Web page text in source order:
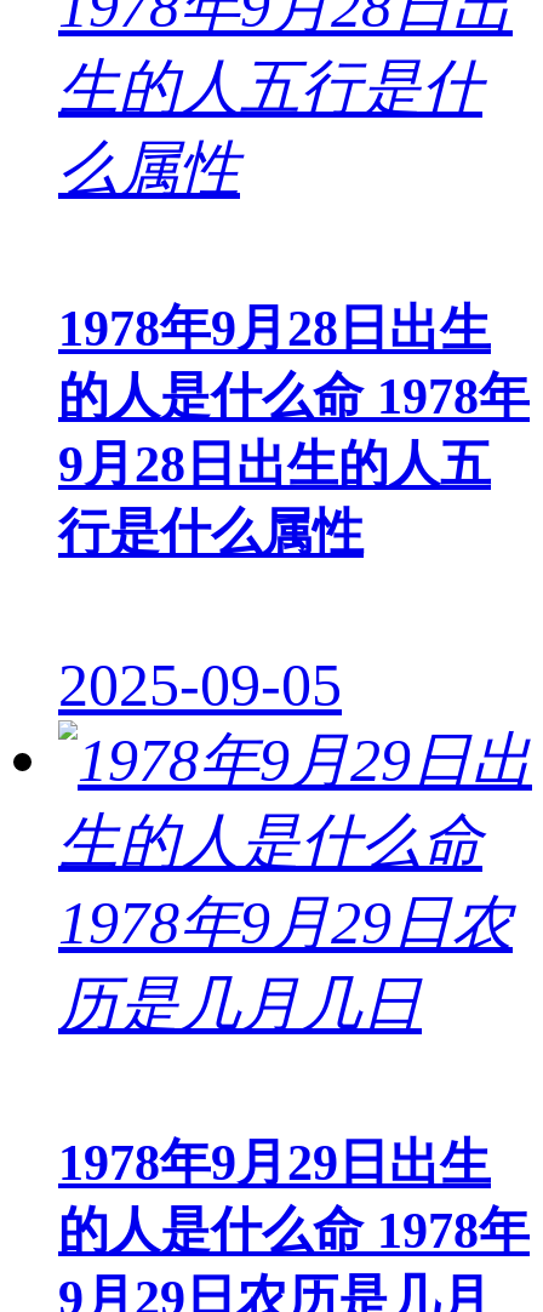
1978年9月28日出生
的人是什么命 1978年
9月28日出生的人五
行是什么属性
2025-09-05
1978年9月29日出生
的人是什么命 1978年
9月29日农历是几月